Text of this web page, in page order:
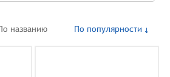
названию По популярности